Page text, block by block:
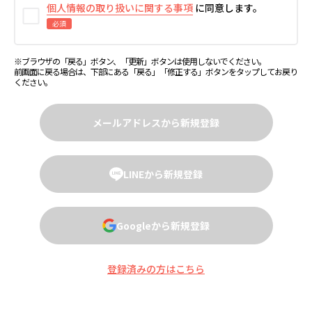
NFC（ICチップ読み取り機能）
もしくはカメラ付き端末（スマートフォン推奨）
個人情報の取り扱いに関する事項 に同意します。
必須
※ブラウザの「戻る」ボタン、「更新」ボタンは使用しないでください。
前画面に戻る場合は、下部にある「戻る」「修正する」ボタンをタップしてお戻り
ください。
メールアドレスから新規登録
LINEから新規登録
Googleから新規登録
登録済みの方はこちら